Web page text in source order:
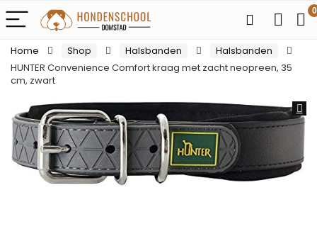
0
Home Shop Halsbanden
Halsbanden
HUNTER Convenience Comfort kraag met zacht neopreen, 35
cm, zwart